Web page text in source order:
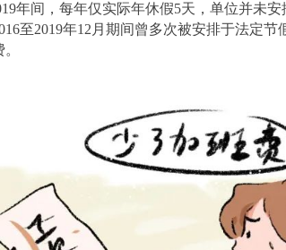
年间，每年仅实际年休假5天，单位并未
至2019年12月期间曾多次被安排于法定节